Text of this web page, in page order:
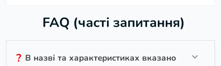
FAQ (часті запитання)
? В назві та характеристиках вказано